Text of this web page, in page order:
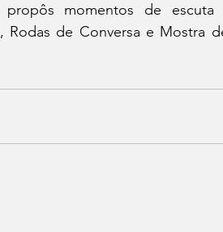
propôs momentos de escuta
de Conversa e Mostra